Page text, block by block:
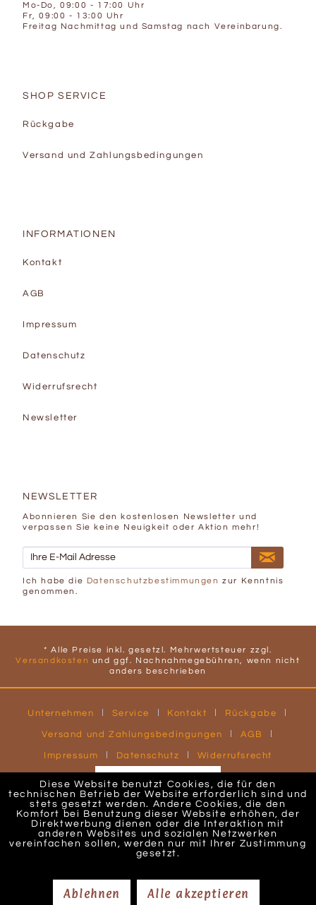
Mo-Do, 09:00 - 17:00 Uhr
Fr, 09:00 - 13:00 Uhr
Freitag Nachmittag und Samstag nach Vereinbarung.
SHOP SERVICE
Rückgabe
Versand und Zahlungsbedingungen
INFORMATIONEN
Kontakt
AGB
Impressum
Datenschutz
Widerrufsrecht
Newsletter
NEWSLETTER
Abonnieren Sie den kostenlosen Newsletter und
verpassen Sie keine Neuigkeit oder Aktion mehr!
Ich habe die Datenschutzbestimmungen zur Kenntnis
genommen.
* Alle Preise inkl. gesetzl. Mehrwertsteuer zzgl.
Versandkosten und ggf. Nachnahmegebühren, wenn nicht
anders beschrieben
Unternehmen Service Kontakt Rückgabe
Versand und Zahlungsbedingungen AGB
Impressum Datenschutz Widerrufsrecht
Widerruf erklären
Realisiert mit Shopware | Layout & technische Umsetzung
Blauzweig
Diese Website benutzt Cookies, die für den
technischen Betrieb der Website erforderlich sind und
stets gesetzt werden. Andere Cookies, die den
Komfort bei Benutzung dieser Website erhöhen, der
Direktwerbung dienen oder die Interaktion mit
anderen Websites und sozialen Netzwerken
vereinfachen sollen, werden nur mit Ihrer Zustimmung
gesetzt.
Ablehnen Alle akzeptieren